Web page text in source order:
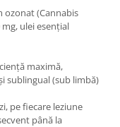
ozonat (Cannabis
ulei esențial
maximă,
sublingual (sub limbă)
pe fiecare leziune
până la